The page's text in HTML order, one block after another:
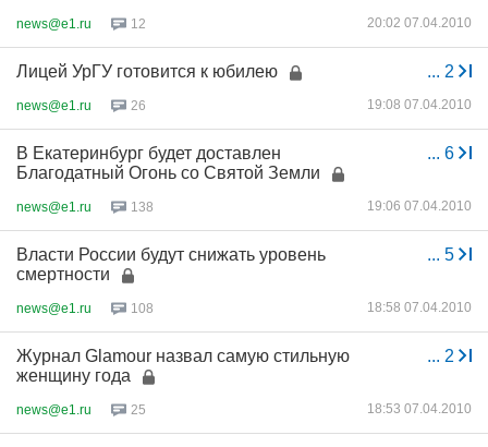
news@e1.ru 12 20:02 07.04.2010
... 2
Лицей УрГУ готовится к юбилею
news@e1.ru 26 19:08 07.04.2010
... 6
В Екатеринбург будет доставлен
Благодатный Огонь со Святой Земли
news@e1.ru 138 19:06 07.04.2010
... 5
Власти России будут снижать уровень
смертности
news@e1.ru 108 18:58 07.04.2010
... 2
Журнал Glamour назвал самую стильную
женщину года
news@e1.ru 25 18:53 07.04.2010